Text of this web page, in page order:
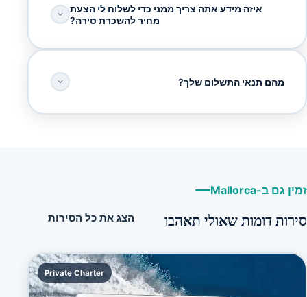
איזה מידע אתה צריך ממני כדי לשלוח לי הצעת
מחיר להשכרת סירה?
מהם תנאי התשלום שלך?
זמין גם ב-Mallorca
סירות דומות שאולי תאהבו הצג את כל הסירות
Private Charter